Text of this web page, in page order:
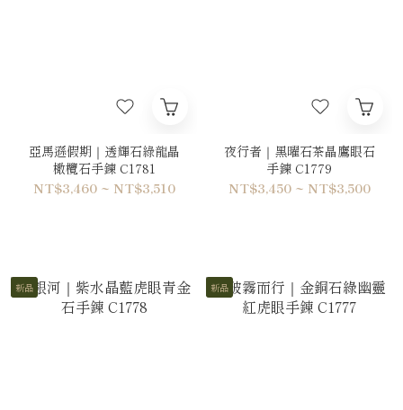
亞馬遜假期｜透輝石綠龍晶
橄欖石手鍊 C1781
NT$3,460 ~ NT$3,510
夜行者｜黑曜石茶晶鷹眼石
手鍊 C1779
NT$3,450 ~ NT$3,500
新品 新品